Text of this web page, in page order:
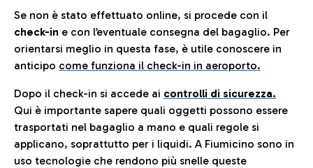
Se non è stato effettuato online, si procede con il
check-in e con l’eventuale consegna del bagaglio. Per
orientarsi meglio in questa fase, è utile conoscere in
anticipo come funziona il check-in in aeroporto.
Dopo il check-in si accede ai controlli di sicurezza.
Qui è importante sapere quali oggetti possono essere
trasportati nel bagaglio a mano e quali regole si
applicano, soprattutto per i liquidi. A Fiumicino sono in
uso tecnologie che rendono più snelle queste